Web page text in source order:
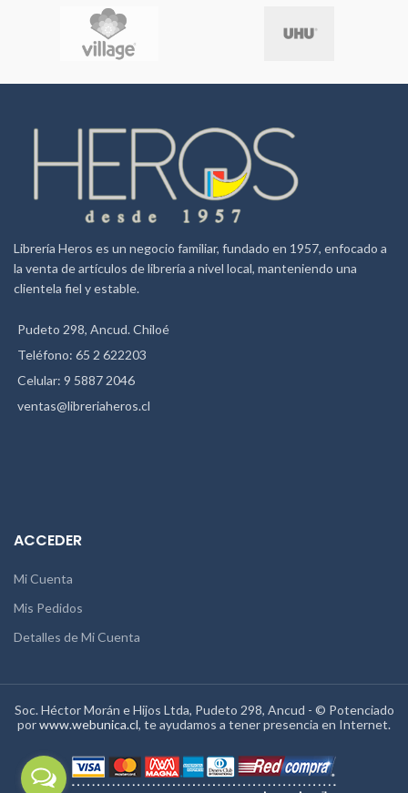
- Punta Biselada
- Cuerpo plano mini
- Formato blister
Librería Heros es un negocio familiar, fundado en 1957, enfocado a
la venta de artículos de librería a nivel local, manteniendo una
clientela fiel y estable.
Pudeto 298, Ancud. Chiloé
Teléfono: 65 2 622203
Celular: 9 5887 2046
ventas@libreriaheros.cl
ACCEDER
Mi Cuenta
Mis Pedidos
Detalles de Mi Cuenta
Soc. Héctor Morán e Hijos Ltda, Pudeto 298, Ancud - © Potenciado
porwww.webunica.cl, te ayudamos a tener presencia en Internet.